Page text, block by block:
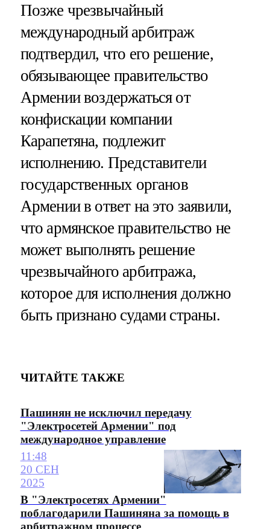
Позже чрезвычайный
международный арбитраж
подтвердил, что его решение,
обязывающее правительство
Армении воздержаться от
конфискации компании
Карапетяна, подлежит
исполнению. Представители
государственных органов
Армении в ответ на это заявили,
что армянское правительство не
может выполнять решение
чрезвычайного арбитража,
которое для исполнения должно
быть признано судами страны.
ЧИТАЙТЕ ТАКЖЕ
Пашинян не исключил передачу
"Электросетей Армении" под
международное управление
11:48
20 СЕН
2025
В "Электросетях Армении"
поблагодарили Пашиняна за помощь в